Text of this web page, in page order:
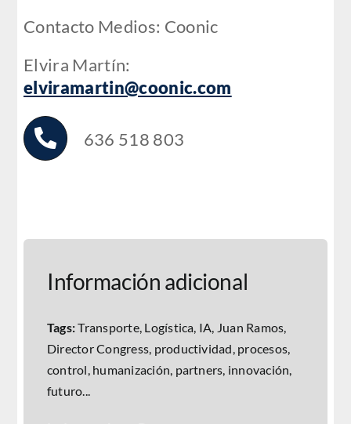
Contacto Medios: Coonic
Elvira Martín:
elviramartin@coonic.com
636 518 803
Información adicional
Tags:Transporte, Logística, IA, Juan Ramos,
Director Congress, productividad, procesos,
control, humanización, partners, innovación,
futuro...